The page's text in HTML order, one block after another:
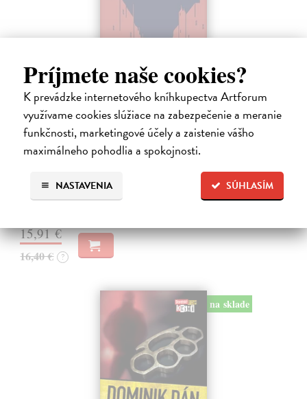
Príjmete naše cookies?
K prevádzke internetového kníhkupectva Artforum
využívame cookies slúžiace na zabezpečenie a meranie
funkčnosti, marketingové účely a zaistenie vášho
maximálneho pohodlia a spokojnosti.
SÚHLASÍM
NASTAVENIA
Tramwaj na Sachsenberg
Sagitarius Petr| Kniha
Tramwaj Cafe je kavárna v polském Těšíně a zároveň místo, kde se
sbíhají všechny nitky související s dalším brutálním zločinem, který
musí vyřešit Roman Saran, major ostravské kriminálky, a jeho tým.
15,91 €
16,40 € ?
na sklade